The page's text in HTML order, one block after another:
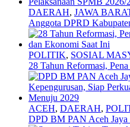
DAERAH, JAWA
Anggota DPRD
POLITIK, SOSIAL
28 Tahun Reformasi,
ACEH, DAERAH,
DPD BM PAN Aceh